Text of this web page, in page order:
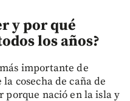
y por qué
los años?
importante de
cosecha de caña de
porque nació en la isla y